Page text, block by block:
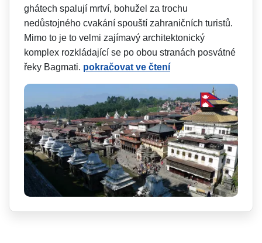
ghátech spalují mrtví, bohužel za trochu
nedůstojného cvakání spouští zahraničních turistů.
Mimo to je to velmi zajímavý architektonický
komplex rozkládající se po obou stranách posvátné
řeky Bagmati. pokračovat ve čtení